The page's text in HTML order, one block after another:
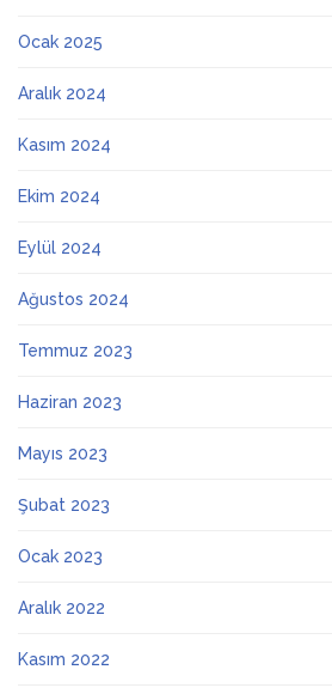
Ocak 2025
Aralık 2024
Kasım 2024
Ekim 2024
Eylül 2024
Ağustos 2024
Temmuz 2023
Haziran 2023
Mayıs 2023
Şubat 2023
Ocak 2023
Aralık 2022
Kasım 2022